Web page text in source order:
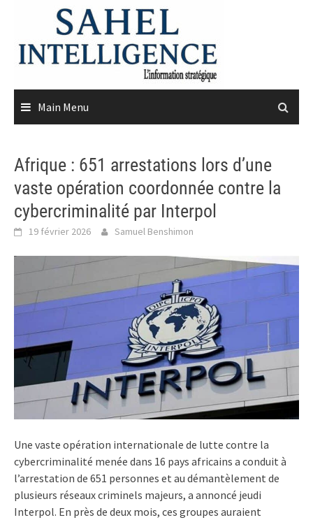
content
Main Menu
Afrique : 651 arrestations lors d’une
vaste opération coordonnée contre la
cybercriminalité par Interpol
19 février 2026 Samuel Benshimon
Une vaste opération internationale de lutte contre la
cybercriminalité menée dans 16 pays africains a conduit à
l’arrestation de 651 personnes et au démantèlement de
plusieurs réseaux criminels majeurs, a annoncé jeudi
Interpol. En près de deux mois, ces groupes auraient